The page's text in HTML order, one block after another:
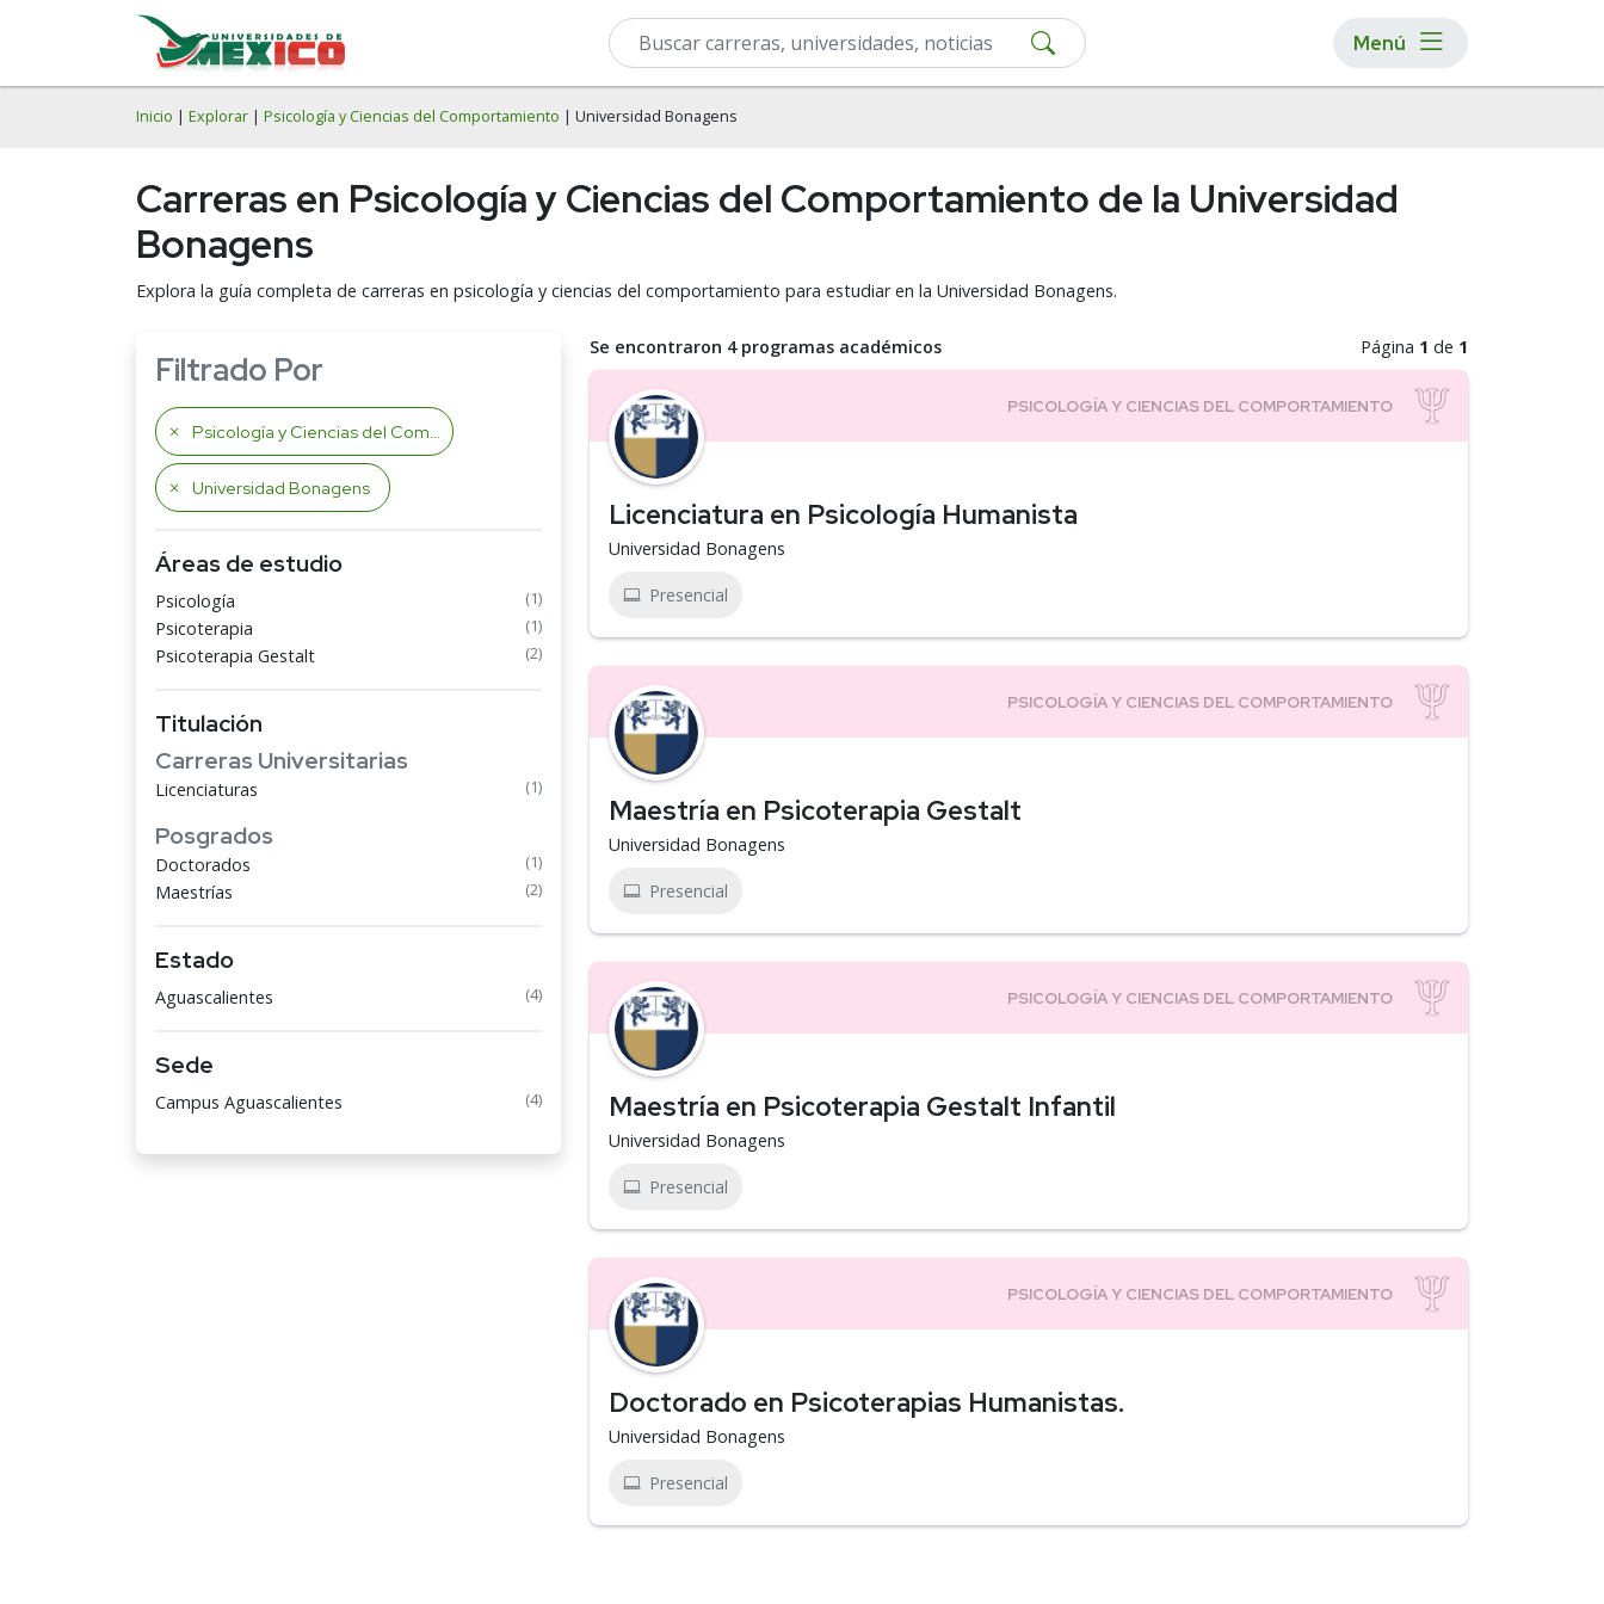
Menú
Inicio | Explorar | Psicología y Ciencias del Comportamiento | Universidad Bonagens
Carreras en Psicología y Ciencias del Comportamiento de la Universidad
Bonagens
Explora la guía completa de carreras en psicología y ciencias del comportamiento para estudiar en la Universidad Bonagens.
Filtrado Por
Psicología y Ciencias del Comportamiento
Universidad Bonagens
Áreas de estudio
Psicología (1)
Psicoterapia (1)
Psicoterapia Gestalt (2)
Titulación
Carreras Universitarias
Licenciaturas (1)
Posgrados
Doctorados (1)
Maestrías (2)
Estado
Aguascalientes (4)
Sede
Campus Aguascalientes (4)
Se encontraron 4 programas académicos Página 1 de 1
Licenciatura en Psicología Humanista
Universidad Bonagens
Presencial
Maestría en Psicoterapia Gestalt
Universidad Bonagens
Presencial
Maestría en Psicoterapia Gestalt Infantil
Universidad Bonagens
Presencial
Doctorado en Psicoterapias Humanistas.
Universidad Bonagens
Presencial